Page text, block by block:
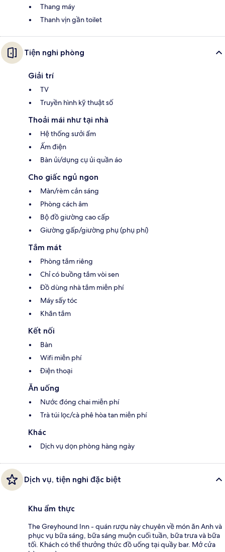
Thang máy
Thanh vịn gần toilet
Tiện nghi phòng
Giải trí
TV
Truyền hình kỹ thuật số
Thoải mái như tại nhà
Hệ thống sưởi ẩm
Ấm điện
Bàn ủi/dụng cụ ủi quần áo
Cho giấc ngủ ngon
Màn/rèm cản sáng
Phòng cách âm
Bộ đồ giường cao cấp
Giường gấp/giường phụ (phụ phí)
Tắm mát
Phòng tắm riêng
Chỉ có buồng tắm vòi sen
Đồ dùng nhà tắm miễn phí
Máy sấy tóc
Khăn tắm
Kết nối
Bàn
Wifi miễn phí
Điện thoại
Ăn uống
Nước đóng chai miễn phí
Trà túi lọc/cà phê hòa tan miễn phí
Khác
Dịch vụ dọn phòng hàng ngày
Dịch vụ, tiện nghi đặc biệt
Khu ẩm thực
The Greyhound Inn - quán rượu này chuyên về món ăn Anh và
phục vụ bữa sáng, bữa sáng muộn cuối tuần, bữa trưa và bữa
tối. Khách có thể thưởng thức đồ uống tại quầy bar. Mở cửa